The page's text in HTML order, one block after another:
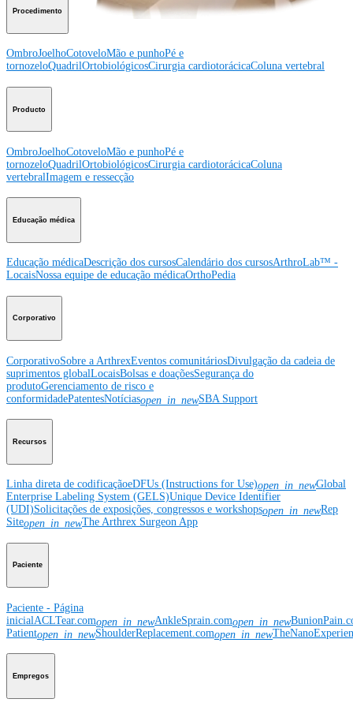
Procedimento
OmbroJoelhoCotoveloMão e punhoPé e
tornozeloQuadrilOrtobiológicosCirurgia cardiotorácicaColuna vertebral
Producto
OmbroJoelhoCotoveloMão e punhoPé e
tornozeloQuadrilOrtobiológicosCirurgia cardiotorácicaColuna
vertebralImagem e ressecção
Educação médica
Educação médicaDescrição dos cursosCalendário dos cursosArthroLab™ -
LocaisNossa equipe de educação médicaOrthoPedia
Corporativo
CorporativoSobre a ArthrexEventos comunitáriosDivulgação da cadeia de
suprimentos globalLocaisBolsas e doaçõesSegurança do
produtoGerenciamento de risco e
conformidadePatentesNotíciasopen_in_newSBA Support
Recursos
Linha direta de codificaçãoeDFUs (Instructions for Use)open_in_newGlobal
Enterprise Labeling System (GELS)Unique Device Identifier
(UDI)Solicitações de exposições, congressos e workshopsopen_in_newRep
Siteopen_in_newThe Arthrex Surgeon App
Paciente
Paciente - Página
inicialACLTear.comopen_in_newAnkleSprain.comopen_in_new
Patientopen_in_newShoulderReplacement.comopen_in_new
Empregos